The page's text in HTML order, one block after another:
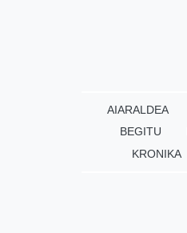
AIARALDEA
BEGITU
KRONIKA